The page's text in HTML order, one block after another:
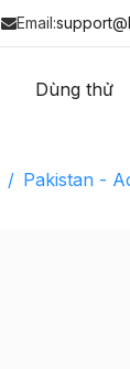
Email:
Dùng thử
Pakistan -